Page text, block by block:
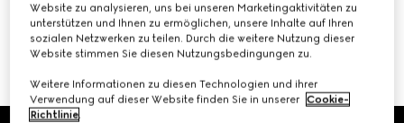
VORHERIGE SHOWS UND EVENTS
Footer
Website zu analysieren, uns bei unseren Marketingaktivitäten zu
unterstützen und Ihnen zu ermöglichen, unsere Inhalte auf Ihren
sozialen Netzwerken zu teilen. Durch die weitere Nutzung dieser
Website stimmen Sie diesen Nutzungsbedingungen zu.
Weitere Informationen zu diesen Technologien und ihrer
Verwendung auf dieser Website finden Sie in unserer Cookie-
Richtlinie.